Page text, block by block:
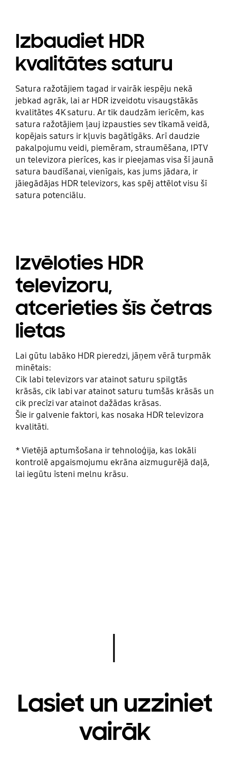
Izbaudiet HDR
kvalitātes saturu
Satura ražotājiem tagad ir vairāk iespēju nekā
jebkad agrāk, lai ar HDR izveidotu visaugstākās
kvalitātes 4K saturu. Ar tik daudzām ierīcēm, kas
satura ražotājiem ļauj izpausties sev tīkamā veidā,
kopējais saturs ir kļuvis bagātīgāks. Arī daudzie
pakalpojumu veidi, piemēram, straumēšana, IPTV
un televizora pierīces, kas ir pieejamas visa šī jaunā
satura baudīšanai, vienīgais, kas jums jādara, ir
jāiegādājas HDR televizors, kas spēj attēlot visu šī
satura potenciālu.
Izvēloties HDR
televizoru,
atcerieties šīs četras
lietas
Lai gūtu labāko HDR pieredzi, jāņem vērā turpmāk
minētais:
Cik labi televizors var atainot saturu spilgtās
krāsās, cik labi var atainot saturu tumšās krāsās un
cik precīzi var atainot dažādas krāsas.
Šie ir galvenie faktori, kas nosaka HDR televizora
kvalitāti.
* Vietējā aptumšošana ir tehnoloģija, kas lokāli
kontrolē apgaismojumu ekrāna aizmugurējā daļā,
lai iegūtu īsteni melnu krāsu.
Lasiet un uzziniet
vairāk